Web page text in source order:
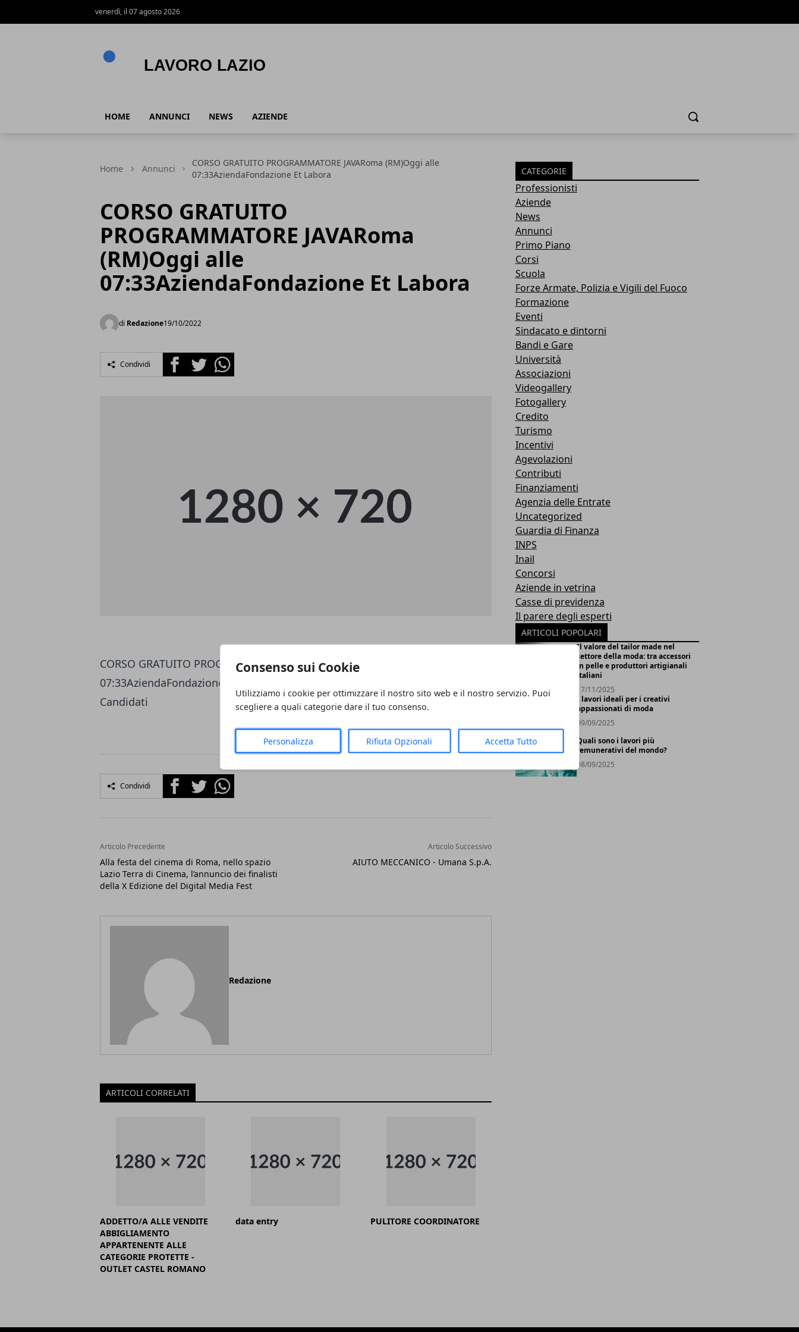
Consenso sui Cookie
Utilizziamo i cookie per ottimizzare il nostro sito web e il nostro servizio. Puoi
scegliere a quali categorie dare il tuo consenso.
Personalizza Rifiuta Opzionali Accetta Tutto
venerdì, il 07 agosto 2026
HOME ANNUNCI NEWS AZIENDE Cerca
Home Annunci
CORSO GRATUITO PROGRAMMATORE JAVARoma (RM)Oggi alle
07:33AziendaFondazione Et Labora
CORSO GRATUITO
PROGRAMMATORE JAVARoma
(RM)Oggi alle
07:33AziendaFondazione Et Labora
di Redazione19/10/2022
Condividi FacebookTwitterWhatsapp
CORSO GRATUITO PROGRAMMATORE JAVARoma (RM)Oggi alle
07:33AziendaFondazione Et Labora
Candidati
Condividi FacebookTwitterWhatsapp
Articolo Precedente
Alla festa del cinema di Roma, nello spazio
Lazio Terra di Cinema, l’annuncio dei finalisti
della X Edizione del Digital Media Fest
Articolo Successivo
AIUTO MECCANICO - Umana S.p.A.
Redazione
ARTICOLI CORRELATI
ADDETTO/A ALLE VENDITE
ABBIGLIAMENTO
APPARTENENTE ALLE
CATEGORIE PROTETTE -
OUTLET CASTEL ROMANO
data entry PULITORE COORDINATORE
CATEGORIE
Professionisti
Aziende
News
Annunci
Primo Piano
Corsi
Scuola
Forze Armate, Polizia e Vigili del Fuoco
Formazione
Eventi
Sindacato e dintorni
Bandi e Gare
Università
Associazioni
Videogallery
Fotogallery
Credito
Turismo
Incentivi
Agevolazioni
Contributi
Finanziamenti
Agenzia delle Entrate
Uncategorized
Guardia di Finanza
INPS
Inail
Concorsi
Aziende in vetrina
Casse di previdenza
Il parere degli esperti
ARTICOLI POPOLARI
Il valore del tailor made nel
settore della moda: tra accessori
in pelle e produttori artigianali
italiani
17/11/2025
I lavori ideali per i creativi
appassionati di moda
09/09/2025
Quali sono i lavori più
remunerativi del mondo?
08/09/2025